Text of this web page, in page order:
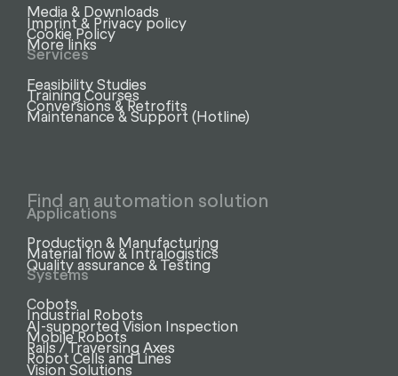
Media & Downloads
Imprint & Privacy policy
Cookie Policy
More links
Services
Feasibility Studies
Training Courses
Conversions & Retrofits
Maintenance & Support (Hotline)
Find an automation solution
Applications
Production & Manufacturing
Material flow & Intralogistics
Quality assurance & Testing
Systems
Cobots
Industrial Robots
AI-supported Vision Inspection
Mobile Robots
Rails / Traversing Axes
Robot Cells and Lines
Vision Solutions